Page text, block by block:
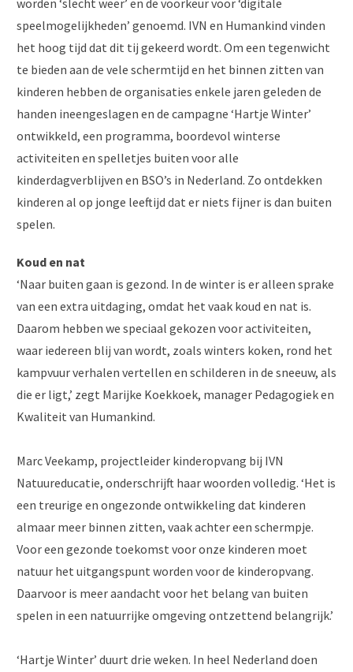
worden ‘slecht weer’ en de voorkeur voor ‘digitale
speelmogelijkheden’ genoemd. IVN en Humankind vinden
het hoog tijd dat dit tij gekeerd wordt. Om een tegenwicht
te bieden aan de vele schermtijd en het binnen zitten van
kinderen hebben de organisaties enkele jaren geleden de
handen ineengeslagen en de campagne ‘Hartje Winter’
ontwikkeld, een programma, boordevol winterse
activiteiten en spelletjes buiten voor alle
kinderdagverblijven en BSO’s in Nederland. Zo ontdekken
kinderen al op jonge leeftijd dat er niets fijner is dan buiten
spelen.
Koud en nat
‘Naar buiten gaan is gezond. In de winter is er alleen sprake
van een extra uitdaging, omdat het vaak koud en nat is.
Daarom hebben we speciaal gekozen voor activiteiten,
waar iedereen blij van wordt, zoals winters koken, rond het
kampvuur verhalen vertellen en schilderen in de sneeuw, als
die er ligt,’ zegt Marijke Koekkoek, manager Pedagogiek en
Kwaliteit van Humankind.
Marc Veekamp, projectleider kinderopvang bij IVN
Natuureducatie, onderschrijft haar woorden volledig. ‘Het is
een treurige en ongezonde ontwikkeling dat kinderen
almaar meer binnen zitten, vaak achter een schermpje.
Voor een gezonde toekomst voor onze kinderen moet
natuur het uitgangspunt worden voor de kinderopvang.
Daarvoor is meer aandacht voor het belang van buiten
spelen in een natuurrijke omgeving ontzettend belangrijk.’
‘Hartje Winter’ duurt drie weken. In heel Nederland doen